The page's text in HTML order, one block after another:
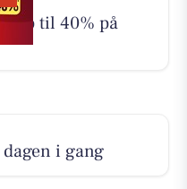
op til 40% på
i gang